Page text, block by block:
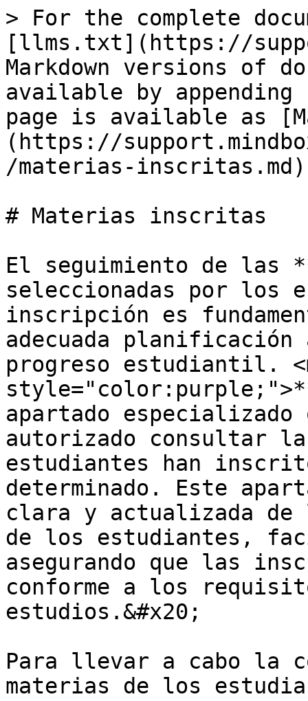
> For the complete
[llms.txt](https://
Markdown versions of
available by
page is available as
(https://
/materias-
# Materias inscritas
El seguimiento de las
seleccionadas por los
inscripción es
adecuada planificación
progreso estudiantil.
apartado
autorizado consultar
estudiantes han
determinado. Este
clara y actualizada de
de los estudiantes,
asegurando que las
conforme a los
estudios.&#x20;
Para llevar a cabo la
materias de los